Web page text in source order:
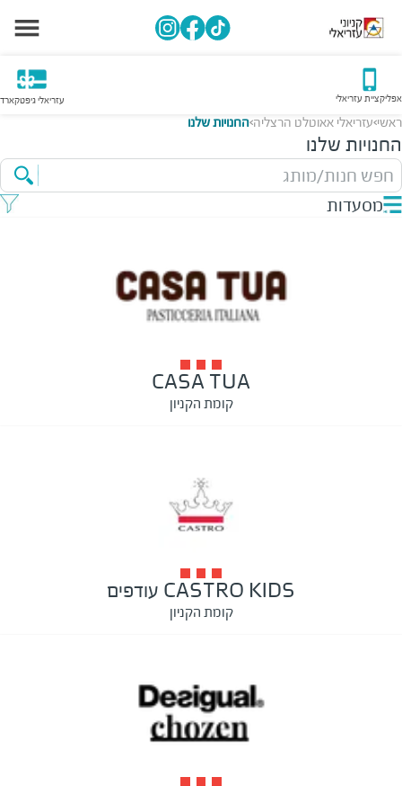
אפליקציית עזריאלי עזריאלי גיפטקארד
ראשי>עזריאלי אאוטלט הרצליה>החנויות שלנו
החנויות שלנו
חפש חנות/מותג
מסעדות
CASA TUA
קומת הקניון
CASTRO KIDS עודפים
קומת הקניון